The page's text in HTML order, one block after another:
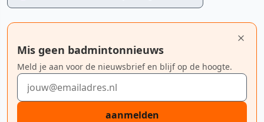
Mis geen badmintonnieuws
Meld je aan voor de nieuwsbrief en blijf op de hoogte.
E-mailadres
aanmelden